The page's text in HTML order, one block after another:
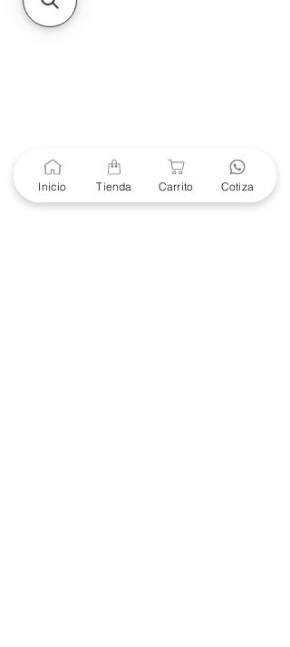
HMO
Soporte Garantías
Contacto solo por Whatsapp
+52 686 216 2330
Inicio Tienda Carrito Cotiza